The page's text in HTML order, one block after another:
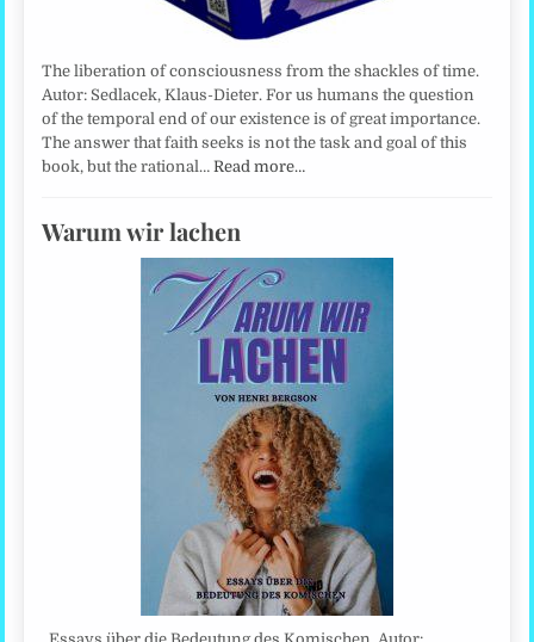
The liberation of consciousness from the shackles of time.
Autor: Sedlacek, Klaus-Dieter. For us humans the question
of the temporal end of our existence is of great importance.
The answer that faith seeks is not the task and goal of this
book, but the rational…Read more…
Warum wir lachen